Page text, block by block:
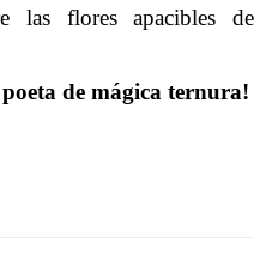
las flores apacibles de
poeta de mágica ternura!